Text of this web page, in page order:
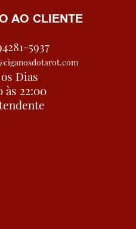
AO CLIENTE
5937
Dias
às 22:00